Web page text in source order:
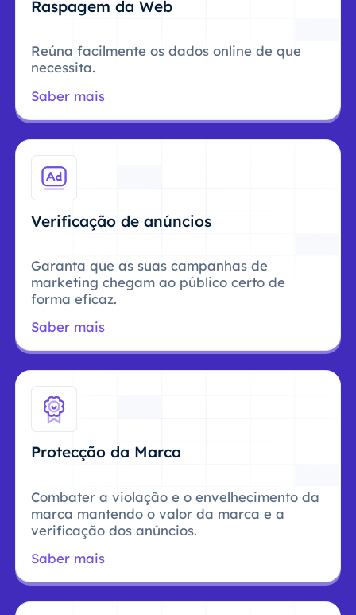
Raspagem da Web
Reúna facilmente os dados online de que
necessita.
Saber mais
Verificação de anúncios
Garanta que as suas campanhas de
marketing chegam ao público certo de
forma eficaz.
Saber mais
Protecção da Marca
Combater a violação e o envelhecimento da
marca mantendo o valor da marca e a
verificação dos anúncios.
Saber mais